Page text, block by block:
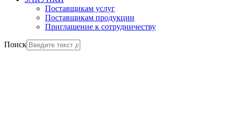
Поставщикам услуг
Поставщикам продукции
Приглашение к сотрудничеству
Поиск